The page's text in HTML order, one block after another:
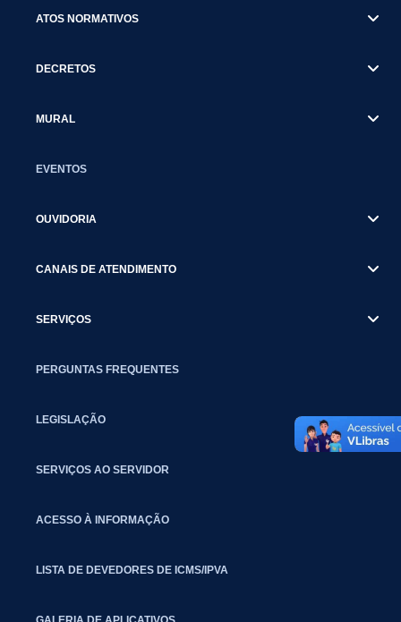
ATOS NORMATIVOS
DECRETOS
MURAL
EVENTOS
OUVIDORIA
CANAIS DE ATENDIMENTO
SERVIÇOS
PERGUNTAS FREQUENTES
LEGISLAÇÃO
SERVIÇOS AO SERVIDOR
ACESSO À INFORMAÇÃO
LISTA DE DEVEDORES DE ICMS/IPVA